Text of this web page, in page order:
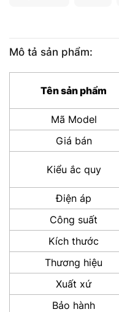
Mô tả sản phẩm:
Tên sản phẩm
Mã Model
Giá bán
Kiểu ắc quy
Điện áp
Công suất
Kích thước
Thương hiệu
Xuất xứ
Bảo hành